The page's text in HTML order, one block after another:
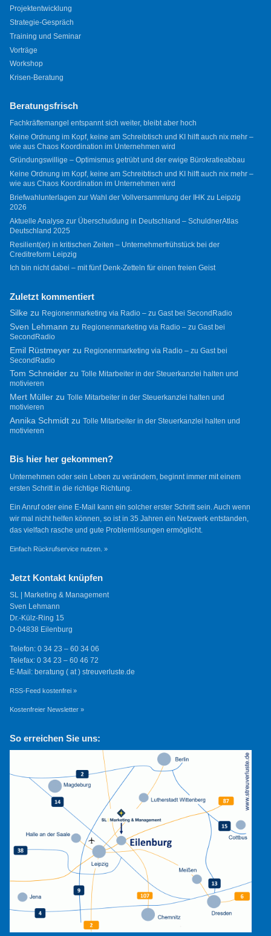
Projektentwicklung
Strategie-Gespräch
Training und Seminar
Vorträge
Workshop
Krisen-Beratung
Beratungsfrisch
Fachkräftemangel entspannt sich weiter, bleibt aber hoch
Keine Ordnung im Kopf, keine am Schreibtisch und KI hilft auch nix mehr –
wie aus Chaos Koordination im Unternehmen wird
Gründungswillige – Optimismus getrübt und der ewige Bürokratieabbau
Keine Ordnung im Kopf, keine am Schreibtisch und KI hilft auch nix mehr –
wie aus Chaos Koordination im Unternehmen wird
Briefwahlunterlagen zur Wahl der Vollversammlung der IHK zu Leipzig
2026
Aktuelle Analyse zur Überschuldung in Deutschland – SchuldnerAtlas
Deutschland 2025
Resilient(er) in kritischen Zeiten – Unternehmerfrühstück bei der
Creditreform Leipzig
Ich bin nicht dabei – mit fünf Denk-Zetteln für einen freien Geist
Zuletzt kommentiert
Silkezu Regionenmarketing via Radio – zu Gast bei SecondRadio
Sven Lehmann zu Regionenmarketing via Radio – zu Gast bei
SecondRadio
Emil Rüstmeyerzu Regionenmarketing via Radio – zu Gast bei
SecondRadio
Tom Schneiderzu Tolle Mitarbeiter in der Steuerkanzlei halten und
motivieren
Mert Müllerzu Tolle Mitarbeiter in der Steuerkanzlei halten und
motivieren
Annika Schmidtzu Tolle Mitarbeiter in der Steuerkanzlei halten und
motivieren
Bis hier her gekommen?
Unternehmen oder sein Leben zu verändern, beginnt immer mit einem
ersten Schritt in die richtige Richtung.
Ein Anruf oder eine E-Mail kann ein solcher erster Schritt sein. Auch wenn
wir mal nicht helfen können, so ist in 35 Jahren ein Netzwerk entstanden,
das vielfach rasche und gute Problemlösungen ermöglicht.
Einfach Rückrufservice nutzen. »
Jetzt Kontakt knüpfen
SL | Marketing & Management
Sven Lehmann
Dr.-Külz-Ring 15
D-04838 Eilenburg
Telefon: 0 34 23 – 60 34 06
Telefax: 0 34 23 – 60 46 72
E-Mail: beratung ( at ) streuverluste.de
RSS-Feed kostenfrei »
Kostenfreier Newsletter »
So erreichen Sie uns: